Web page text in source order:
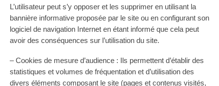
L’utilisateur peut s’y opposer et les supprimer en utilisant la
bannière informative proposée par le site ou en configurant son
logiciel de navigation Internet en étant informé que cela peut
avoir des conséquences sur l’utilisation du site.
– Cookies de mesure d’audience : Ils permettent d’établir des
statistiques et volumes de fréquentation et d’utilisation des
divers éléments composant le site (pages et contenus visités,